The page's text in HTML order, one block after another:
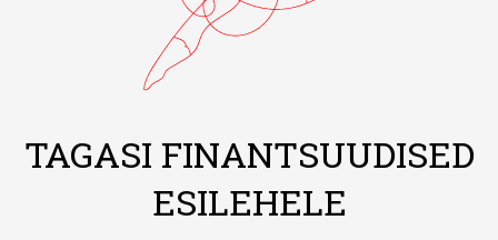
TAGASI FINANTSUUDISED
ESILEHELE